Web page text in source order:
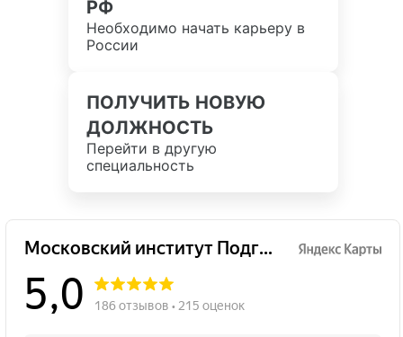
РФ
Необходимо начать карьеру в
России
ПОЛУЧИТЬ НОВУЮ
ДОЛЖНОСТЬ
Перейти в другую
специальность